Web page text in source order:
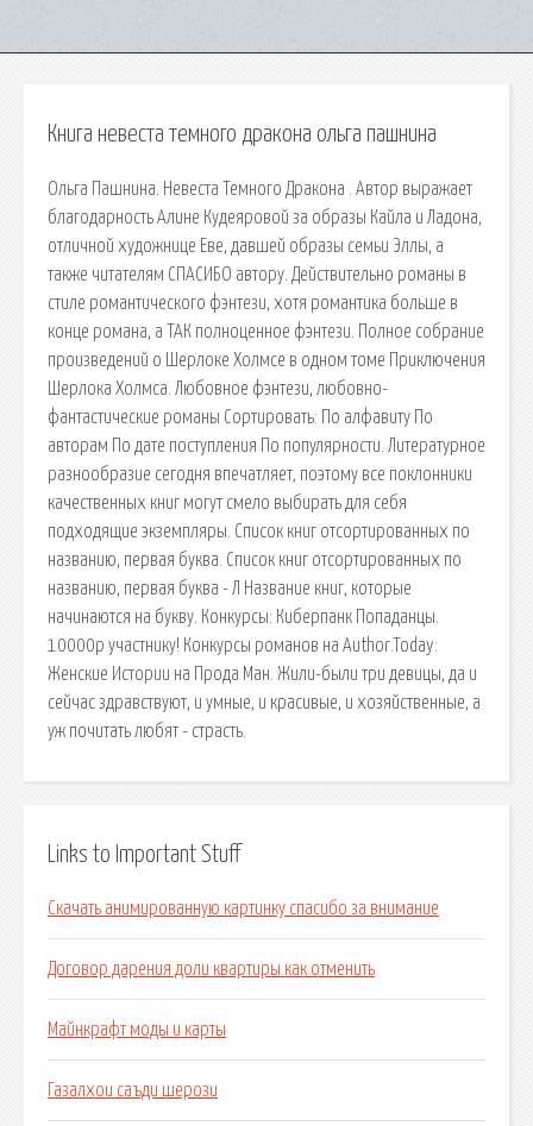
Книга невеста темного дракона ольга пашнина
Ольга Пашнина. Невеста Темного Дракона . Автор выражает
благодарность Алине Кудеяровой за образы Кайла и Ладона,
отличной художнице Еве, давшей образы семьи Эллы, а
также читателям СПАСИБО автору. Действительно романы в
стиле романтического фэнтези, хотя романтика больше в
конце романа, а ТАК полноценное фэнтези. Полное собрание
произведений о Шерлоке Холмсе в одном томе Приключения
Шерлока Холмса. Любовное фэнтези, любовно-
фантастические романы Сортировать: По алфавиту По
авторам По дате поступления По популярности. Литературное
разнообразие сегодня впечатляет, поэтому все поклонники
качественных книг могут смело выбирать для себя
подходящие экземпляры. Список книг отсортированных по
названию, первая буква. Список книг отсортированных по
названию, первая буква - Л Название книг, которые
начинаются на букву. Конкурсы: Киберпанк Попаданцы.
10000р участнику! Конкурсы романов на Author.Today:
Женские Истории на Прода Ман. Жили-были три девицы, да и
сейчас здравствуют, и умные, и красивые, и хозяйственные, а
уж почитать любят - страсть.
Links to Important Stuff
Скачать анимированную картинку спасибо за внимание
Договор дарения доли квартиры как отменить
Майнкрафт моды и карты
Газалхои саъди шерози